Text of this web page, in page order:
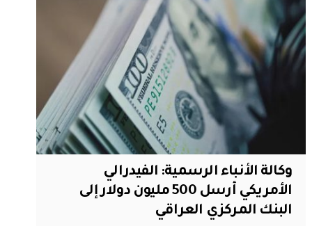
وكالة الأنباء الرسمية: الفيدرالي
الأمريكي أرسل 500 مليون دولار إلى
البنك المركزي العراقي